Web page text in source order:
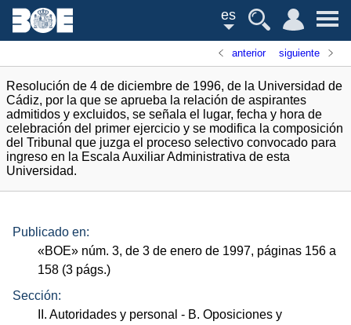
es
anterior siguiente
Resolución de 4 de diciembre de 1996, de la Universidad de
Cádiz, por la que se aprueba la relación de aspirantes
admitidos y excluidos, se señala el lugar, fecha y hora de
celebración del primer ejercicio y se modifica la composición
del Tribunal que juzga el proceso selectivo convocado para
ingreso en la Escala Auxiliar Administrativa de esta
Universidad.
Publicado en:
«BOE» núm. 3, de 3 de enero de 1997, páginas 156 a
158 (3 págs.)
Sección:
II. Autoridades y personal - B. Oposiciones y